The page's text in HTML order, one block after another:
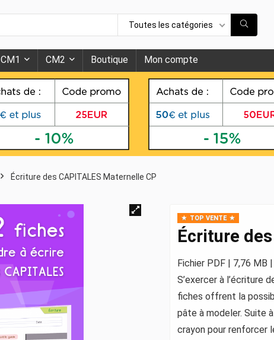
Toutes les catégories
CM1 CM2 Boutique Mon compte
Écriture des CAPITALES Maternelle CP
TOP VENTE
Écriture
Fichier PDF | 7,76 MB
S’exercer à l’écriture
fiches offrent la
pâte à modeler. Suite
crayon pour renforcer